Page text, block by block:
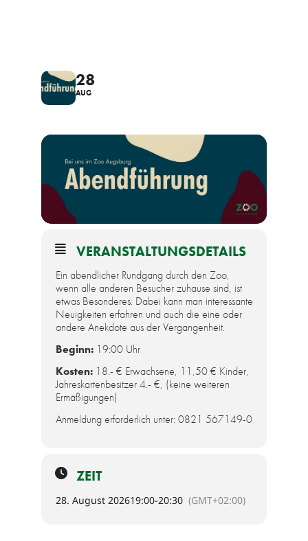
28
AUG
VERANSTALTUNGSDETAILS
Ein abendlicher Rundgang durch den Zoo,
wenn alle anderen Besucher zuhause sind, ist
etwas Besonderes. Dabei kann man interessante
Neuigkeiten erfahren und auch die eine oder
andere Anekdote aus der Vergangenheit.
Beginn: 19:00 Uhr
Kosten: 18.- € Erwachsene, 11,50 € Kinder,
Jahreskartenbesitzer 4.- €, (keine weiteren
Ermäßigungen)
Anmeldung erforderlich unter: 0821 567149-0
ZEIT
28. August 202619:00-20:30 (GMT+02:00)